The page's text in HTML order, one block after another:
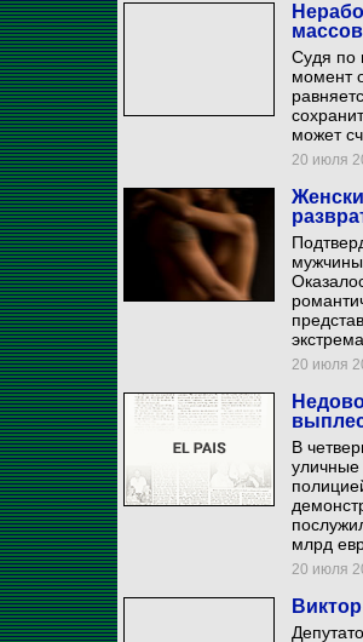
Судя по
момент
может
20 июля
20 июля
В
уличные
млрд
20 июля